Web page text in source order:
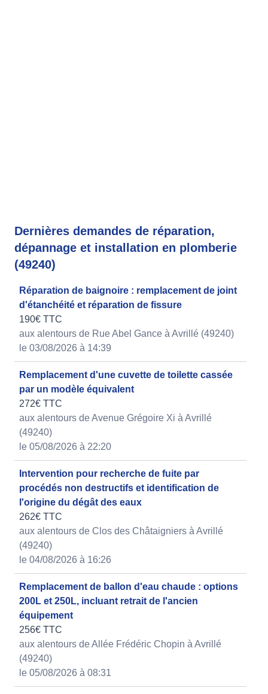
Dernières demandes de réparation,
dépannage et installation en plomberie
(49240)
Réparation de baignoire : remplacement de joint
d'étanchéité et réparation de fissure
190€ TTC
aux alentours de Rue Abel Gance à Avrillé (49240)
le 03/08/2026 à 14:39
Remplacement d'une cuvette de toilette cassée
par un modèle équivalent
272€ TTC
aux alentours de Avenue Grégoire Xi à Avrillé
(49240)
le 05/08/2026 à 22:20
Intervention pour recherche de fuite par
procédés non destructifs et identification de
l'origine du dégât des eaux
262€ TTC
aux alentours de Clos des Châtaigniers à Avrillé
(49240)
le 04/08/2026 à 16:26
Remplacement de ballon d'eau chaude : options
200L et 250L, incluant retrait de l'ancien
équipement
256€ TTC
aux alentours de Allée Frédéric Chopin à Avrillé
(49240)
le 05/08/2026 à 08:31